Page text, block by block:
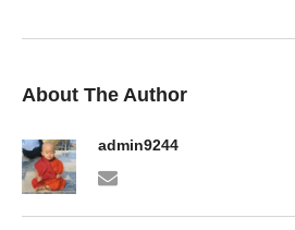
About The Author
admin9244